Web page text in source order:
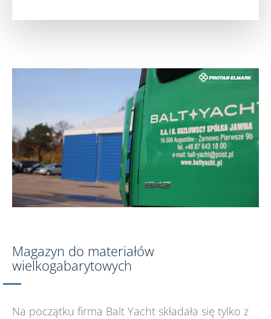
Magazyn do materiałów
wielkogabarytowych
Na początku firma Balt Yacht składała się tylko z